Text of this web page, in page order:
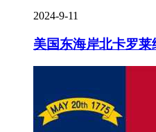
2024-9-11
美国东海岸北卡罗